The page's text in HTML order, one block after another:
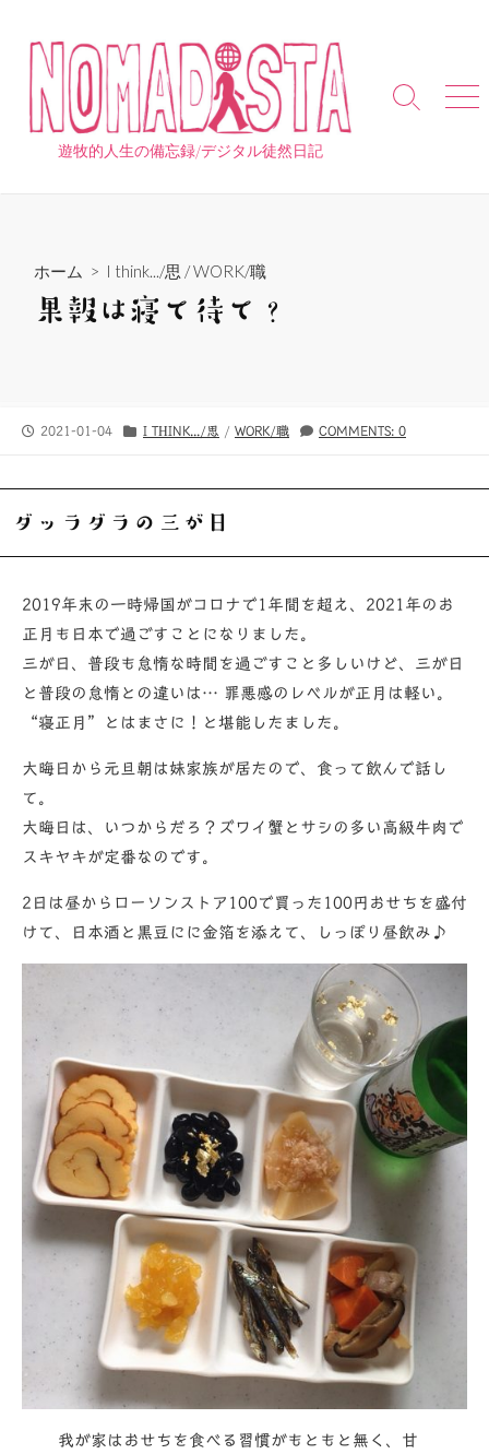
遊牧的人生の備忘録/デジタル徒然日記
検
メ
ホーム > I think.../思 /WORK/職
果報は寝て待て？
公
2021-01-04
カ
リ
I THINK.../思 / WORK/職 COMMENTS: 0
ダッラダラの三が日
2019年末の一時帰国がコロナで1年間を超え、2021年のお
正月も日本で過ごすことになりました。
三が日、普段も怠惰な時間を過ごすこと多しいけど、三が日
と普段の怠惰との違いは… 罪悪感のレベルが正月は軽い。
“寝正月”とはまさに！と堪能したました。
大晦日から元旦朝は妹家族が居たので、食って飲んで話し
て。
大晦日は、いつからだろ？ズワイ蟹とサシの多い高級牛肉で
スキヤキが定番なのです。
2日は昼からローソンストア100で買った100円おせちを盛付
けて、日本酒と黒豆にに金箔を添えて、しっぽり昼飲み♪
我が家はおせちを食べる習慣がもともと無く、甘